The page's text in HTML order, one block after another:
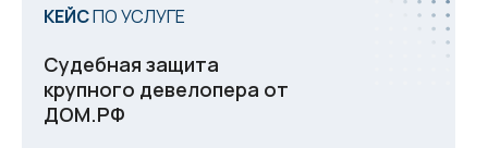
КЕЙСПО УСЛУГЕ
Судебная защита
крупного девелопера от
ДОМ.РФ